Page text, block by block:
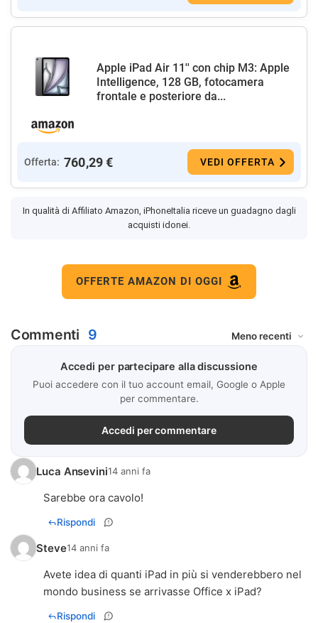
Apple iPad Air 11'' con chip M3: Apple
Intelligence, 128 GB, fotocamera
frontale e posteriore da...
Offerta: 760,29 € VEDI OFFERTA
In qualità di Affiliato Amazon, iPhoneItalia riceve un guadagno dagli
acquisti idonei.
OFFERTE AMAZON DI OGGI
Commenti 9
Accedi per partecipare alla discussione
Puoi accedere con il tuo account email, Google o Apple
per commentare.
Accedi per commentare
Luca Ansevini14 anni fa
Sarebbe ora cavolo!
Rispondi
Steve14 anni fa
Avete idea di quanti iPad in più si venderebbero nel
mondo business se arrivasse Office x iPad?
Rispondi